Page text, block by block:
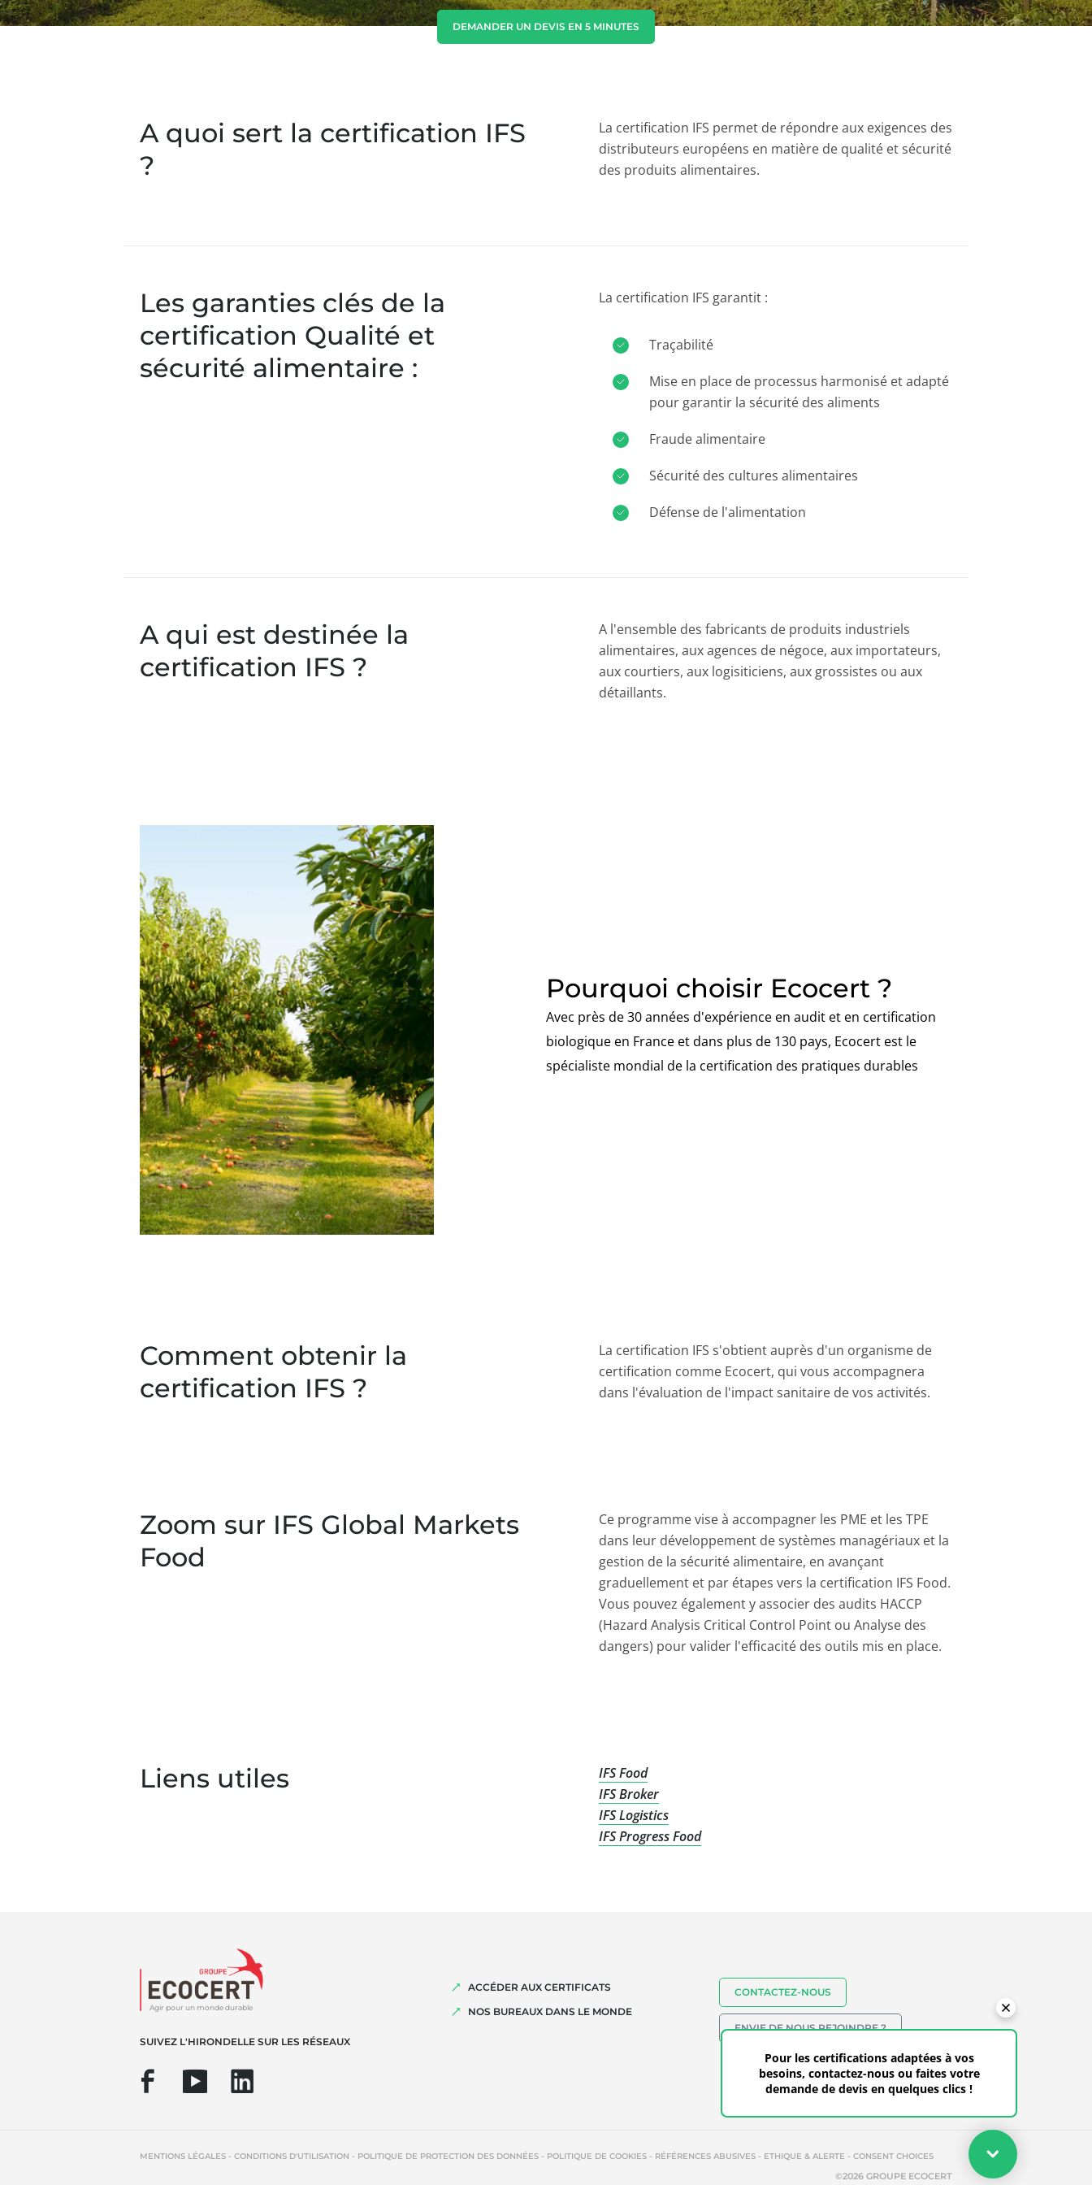
Corée du Sud
(anglais)
DEMANDER UN DEVIS EN 5 MINUTES
A quoi sert la certification IFS
?
La certification IFS permet de répondre aux exigences des
distributeurs européens en matière de qualité et sécurité
des produits alimentaires.
Les garanties clés de la
certification Qualité et
sécurité alimentaire :
La certification IFS garantit :
Traçabilité
Mise en place de processus harmonisé et adapté
pour garantir la sécurité des aliments
Fraude alimentaire
Sécurité des cultures alimentaires
Défense de l'alimentation
A qui est destinée la
certification IFS ?
A l'ensemble des fabricants de produits industriels
alimentaires, aux agences de négoce, aux importateurs,
aux courtiers, aux logisiticiens, aux grossistes ou aux
détaillants.
Pourquoi choisir Ecocert ?
Avec près de 30 années d'expérience en audit et en certification
biologique en France et dans plus de 130 pays, Ecocert est le
spécialiste mondial de la certification des pratiques durables
Comment obtenir la
certification IFS ?
La certification IFS s'obtient auprès d'un organisme de
certification comme Ecocert, qui vous accompagnera
dans l'évaluation de l'impact sanitaire de vos activités.
Zoom sur IFS Global Markets
Food
Ce programme vise à accompagner les PME et les TPE
dans leur développement de systèmes managériaux et la
gestion de la sécurité alimentaire, en avançant
graduellement et par étapes vers la certification IFS Food.
Vous pouvez également y associer des audits HACCP
(Hazard Analysis Critical Control Point ou Analyse des
dangers) pour valider l'efficacité des outils mis en place.
Liens utiles
IFS Food
IFS Broker
IFS Logistics
IFS Progress Food
Agir pour un monde durable
SUIVEZ L'HIRONDELLE SUR LES RÉSEAUX
ACCÉDER AUX CERTIFICATS
NOS BUREAUX DANS LE MONDE
CONTACTEZ-NOUS
ENVIE DE NOUS REJOINDRE ?
MENTIONS LÉGALES - CONDITIONS D'UTILISATION - POLITIQUE DE PROTECTION DES DONNÉES - POLITIQUE DE COOKIES - RÉFÉRENCES ABUSIVES - ETHIQUE & ALERTE - CONSENT CHOICES
©2026 GROUPE ECOCERT
Pour les certifications adaptées à vos
besoins, contactez-nous ou faites votre
demande de devis en quelques clics !
Faites votre demande de devis en quelques clics pour les
certifications adaptées à vos besoins